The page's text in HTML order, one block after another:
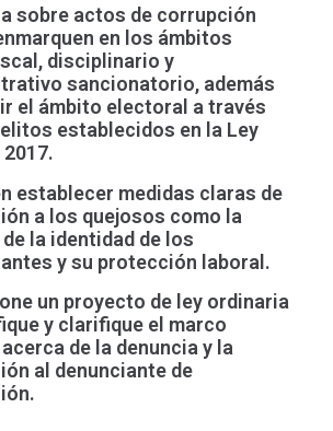
sobre actos de corrupción
en los ámbitos
disciplinario y
sancionatorio, además
el ámbito electoral a través
establecidos en la Ley
2017.
establecer medidas claras de
a los quejosos como la
la identidad de los
y su protección laboral.
un proyecto de ley ordinaria
y clarifique el marco
de la denuncia y la
al denunciante de